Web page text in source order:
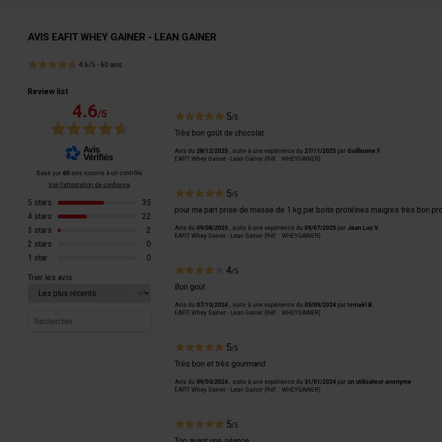
AVIS EAFIT WHEY GAINER - LEAN GAINER
4.6/5 - 60 avis
Review list
4.6/5
Basé sur 60 avis soumis à un contrôle
Voir l’attestation de confiance
5 stars
35
4 stars
22
3 stars
2
2 stars
0
1 star
0
Trier les avis
5/5
Très bon goût de chocolat
Avis du 28/12/2025 , suite à une expérience du 27/11/2025 par Guillaume F.
EAFIT Whey Gainer - Lean Gainer (Réf. : WHEYGAINER)
5/5
pour ma part prise de masse de 1 kg par boite protéines maigres très bon
Avis du 09/08/2025 , suite à une expérience du 09/07/2025 par Jean Luc V.
EAFIT Whey Gainer - Lean Gainer (Réf. : WHEYGAINER)
4/5
Bon goût.
Avis du 07/10/2024 , suite à une expérience du 05/09/2024 par Ismaël B.
EAFIT Whey Gainer - Lean Gainer (Réf. : WHEYGAINER)
5/5
Très bon et très gourmand
Avis du 09/03/2024 , suite à une expérience du 31/01/2024 par un utilisateur anonyme
EAFIT Whey Gainer - Lean Gainer (Réf. : WHEYGAINER)
5/5